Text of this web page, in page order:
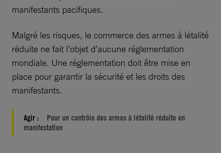
manifestants pacifiques.
Malgré les risques, le commerce des armes à létalité
réduite ne fait l’objet d’aucune réglementation
mondiale. Une réglementation doit être mise en
place pour garantir la sécurité et les droits des
manifestants.
Agir :
Pour un contrôle des armes à létalité réduite en
manifestation